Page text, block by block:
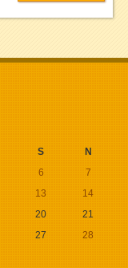
S N
6
7
13
14
20
21
27
28